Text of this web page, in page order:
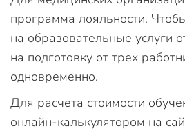
программа лояльности.
на образовательные услуги
на подготовку от трех
одновременно.
Для расчета стоимости
онлайн-калькулятором на